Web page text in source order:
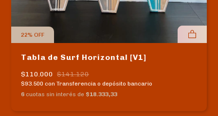
22% OFF
Tabla de Surf Horizontal [V1]
$110.000 $141.120
$93.500 con Transferencia o depósito bancario
6 cuotas sin interés de $18.333,33